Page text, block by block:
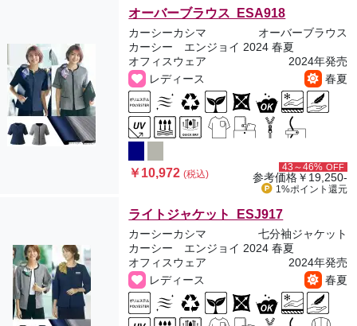
オーバーブラウス ESA918
カーシーカシマ
オーバーブラウス
カーシー エンジョイ 2024 春夏
オフィスウェア
2024年発売
レディース
春夏
￥10,972(税込)
43～46% OFF
参考価格￥19,250-
1%ポイント 還元
ライトジャケット ESJ917
カーシーカシマ
七分袖ジャケット
カーシー エンジョイ 2024 春夏
オフィスウェア
2024年発売
レディース
春夏